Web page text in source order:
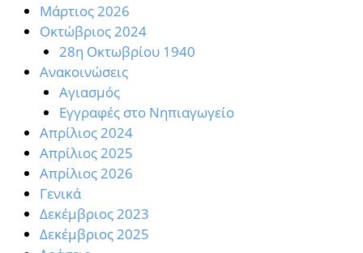
Mάρτιος 2026
Oκτώβριος 2024
28η Οκτωβρίου 1940
Ανακοινώσεις
Αγιασμός
Εγγραφές στο Νηπιαγωγείο
Απρίλιος 2024
Απρίλιος 2025
Απρίλιος 2026
Γενικά
Δεκέμβριος 2023
Δεκέμβριος 2025